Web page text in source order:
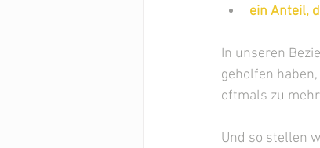
ein Anteil,
In unseren
geholfen
oftmals zu
Und so stellen